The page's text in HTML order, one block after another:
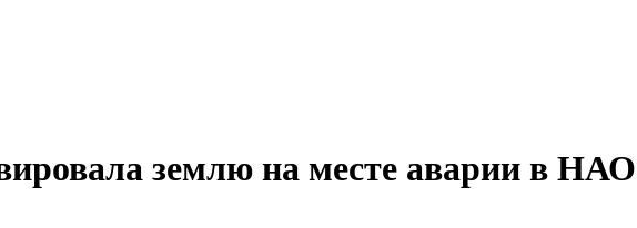
землю на месте аварии в НАО